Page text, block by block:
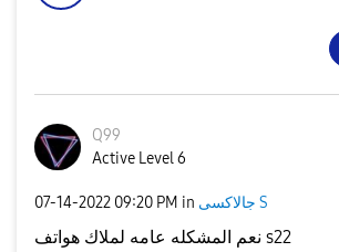
Q99
Active Level 6
‎07-14-2022 09:20 PM in جالاكسى S
نعم المشكله عامه لملاك هواتف s22